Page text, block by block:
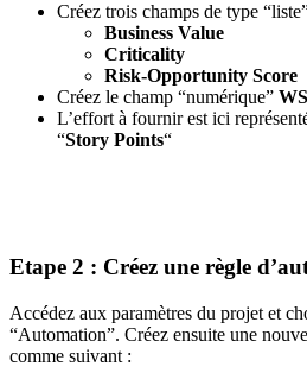
Créez trois champs de type
Business Value
Criticality
Risk-Opportunity Score
Créez le champ “numérique”
L’effort à fournir est ici
“Story Points“
Etape 2 : Créez une règle
Accédez aux paramètres du projet et
“Automation”. Créez ensuite une
comme suivant :